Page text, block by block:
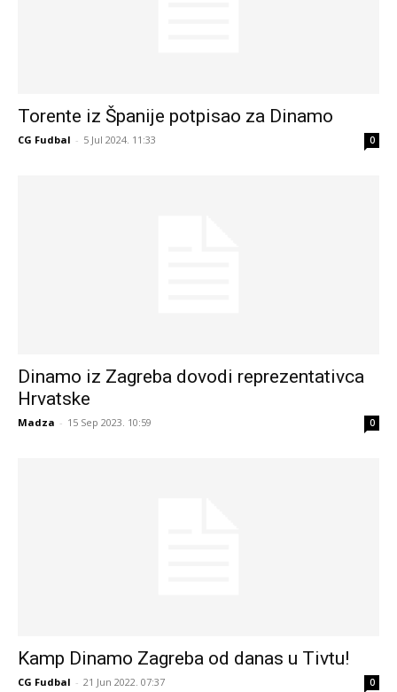
Torente iz Španije potpisao za Dinamo
CG Fudbal - 5 Jul 2024. 11:33 0
Dinamo iz Zagreba dovodi reprezentativca
Hrvatske
Madza - 15 Sep 2023. 10:59 0
Kamp Dinamo Zagreba od danas u Tivtu!
CG Fudbal - 21 Jun 2022. 07:37 0